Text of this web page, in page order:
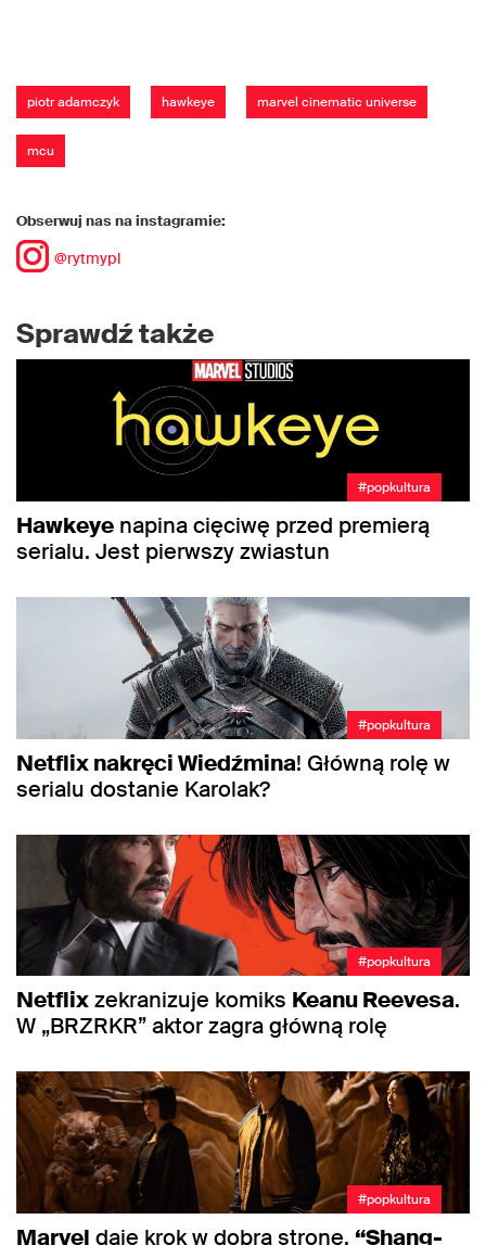
piotr adamczyk hawkeye marvel cinematic universe
mcu
Obserwuj nas na instagramie:
@rytmypl
Sprawdź także
#popkultura
Hawkeye napina cięciwę przed premierą
serialu. Jest pierwszy zwiastun
#popkultura
Netflix nakręci Wiedźmina! Główną rolę w
serialu dostanie Karolak?
#popkultura
Netflixzekranizuje komiks Keanu Reevesa.
W „BRZRKR” aktor zagra główną rolę
#popkultura
Marvel daje krok w dobrą stronę. “Shang-